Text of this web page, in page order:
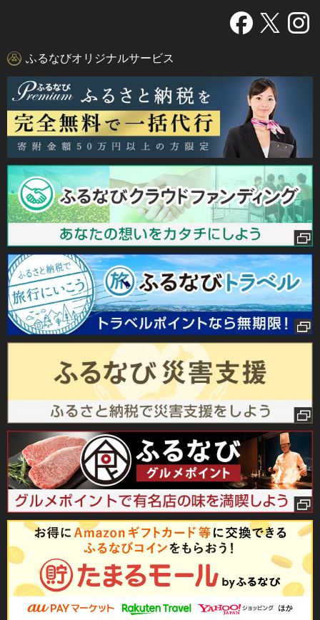
ふるなびオリジナルサービス